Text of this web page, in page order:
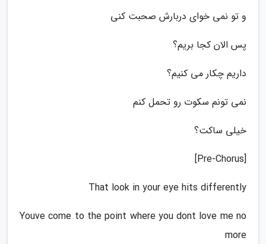
و تو نمی خوای دربارش صحبت کنی
پس الان کجا بریم؟
داریم چکار می کنیم؟
نمی تونم سکوت رو تحمل کنم
خیلی ساکت؟
[Pre-Chorus]
That look in your eye hits differently
Youve come to the point where you dont love me no
more